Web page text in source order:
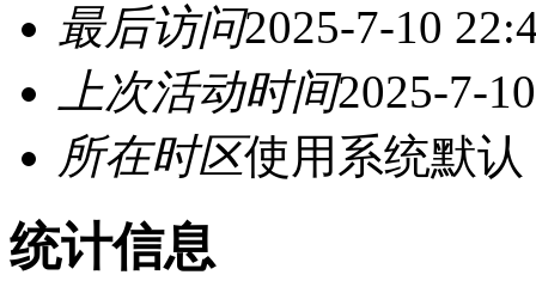
最后访问2025-7-10
上次活动时间2025-7-
所在时区使用系统默认
统计信息